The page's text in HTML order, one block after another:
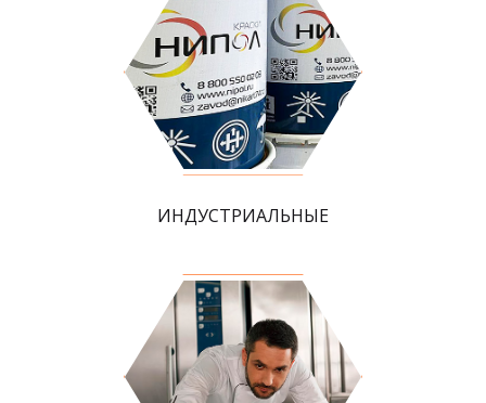
ИНДУСТРИАЛЬНЫЕ